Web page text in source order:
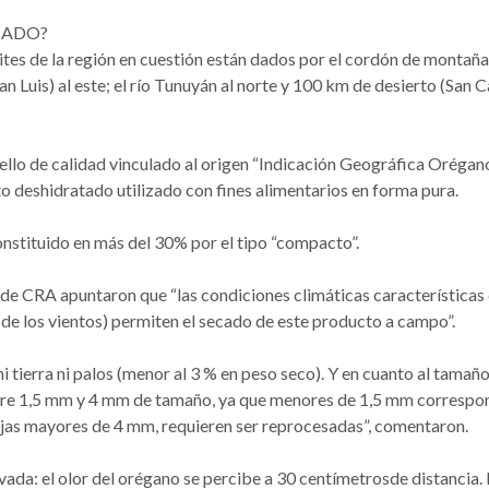
de la región en cuestión están dados por el cordón de
Luis) al este; el río Tunuyán al norte y 100 km de desierto (San
de calidad vinculado al origen “Indicación Geográfica
deshidratado utilizado con fines alimentarios en forma pura.
en más del 30% por el tipo “compacto”.
CRA apuntaron que “las condiciones climáticas características
los vientos) permiten el secado de este producto a campo”.
ni palos (menor al 3 % en peso seco). Y en cuanto al
1,5 mm y 4 mm de tamaño, ya que menores de 1,5 mm
mayores de 4 mm, requieren ser reprocesadas”, comentaron.
el olor del orégano se percibe a 30 centímetrosde distancia.